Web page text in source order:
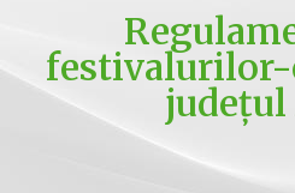
județul